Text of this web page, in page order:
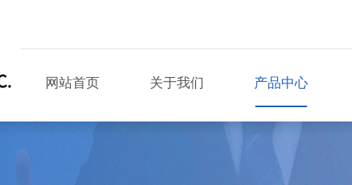
网站首页 关于我们 产品中心